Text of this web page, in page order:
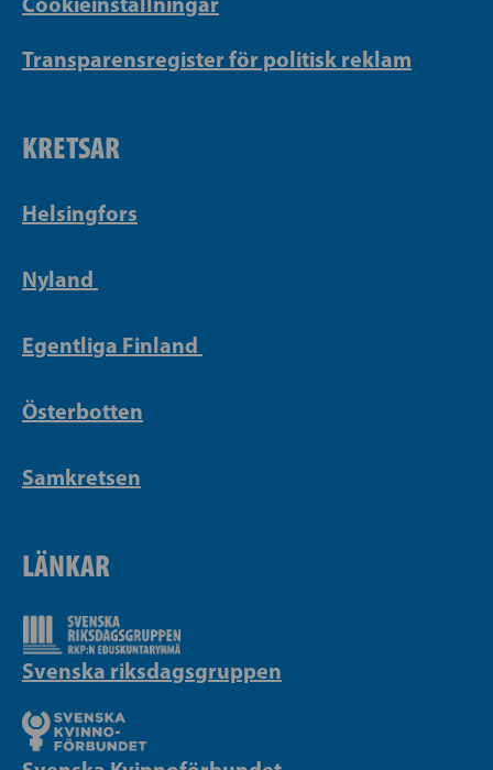
Transparensregister för politisk reklam
KRETSAR
Helsingfors
Nyland
Egentliga Finland
Österbotten
Samkretsen
LÄNKAR
Svenska riksdagsgruppen